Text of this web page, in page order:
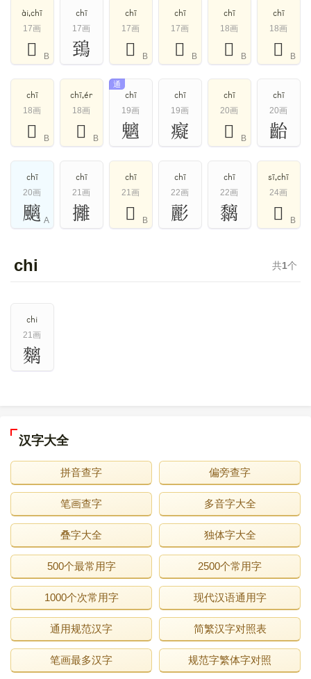
ài,chī
17画
𢣕 B
chī
17画
鵄
chī
17画
𧪡 B
chī
17画
𩳩 B
chī
18画
𪌹 B
chī
18画
𥼝 B
chī
18画
𧴁 B
chī,ér
18画
𩤖 B
chī
19画
通
魑
chī
19画
癡
chī
20画
𪗪 B
chī
20画
齝
chī
20画
䬜 A
chī
21画
攡
chī
21画
𦆤 B
chī
22画
彲
chī
22画
黐
sī,chī
24画
𦇲 B
chi 共1个
chi
21画
麶
汉字大全
拼音查字 偏旁查字
笔画查字 多音字大全
叠字大全 独体字大全
500个最常用字 2500个常用字
1000个次常用字 现代汉语通用字
通用规范汉字 简繁汉字对照表
笔画最多汉字 规范字繁体字对照